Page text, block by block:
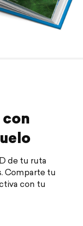
de tu ruta
Comparte tu
con tu